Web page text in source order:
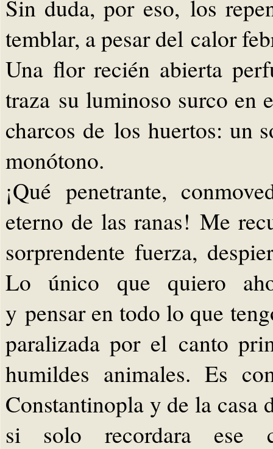
Sin duda, por eso, los
temblar, a pesar del calor
Una flor recién abierta
traza su luminoso surco en
charcos de los huertos: un
monótono.
¡Qué penetrante,
eterno de las ranas! Me
sorprendente fuerza,
Lo único que quiero
y pensar en todo lo que
paralizada por el canto
humildes animales. Es
Constantinopla y de la casa
si solo recordara ese